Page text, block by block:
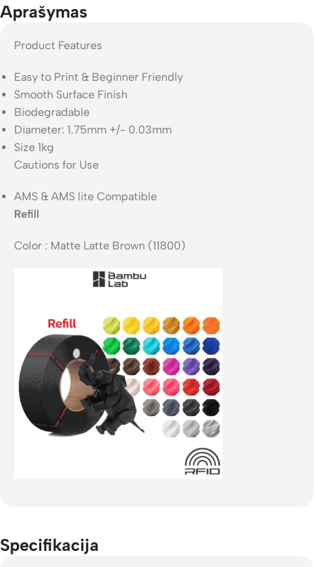
Aprašymas
Product Features
Easy to Print & Beginner Friendly
Smooth Surface Finish
Biodegradable
Diameter: 1.75mm +/- 0.03mm
Size 1kg
Cautions for Use
AMS & AMS lite Compatible
Refill
Color : Matte Latte Brown (11800)
Specifikacija